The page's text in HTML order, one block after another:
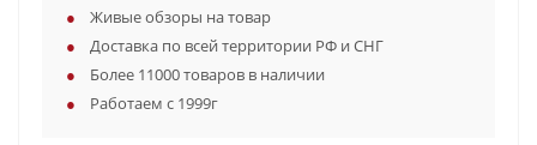
Живые обзоры на товар
Доставка по всей территории РФ и СНГ
Более 11000 товаров в наличии
Работаем с 1999г